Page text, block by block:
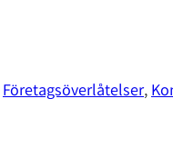
Företagsöverlåtelser,